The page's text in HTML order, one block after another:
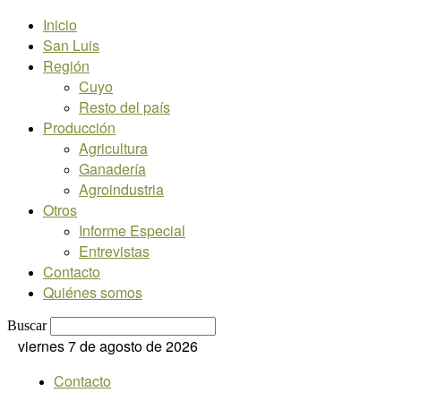
Inicio
San Luis
Región
Cuyo
Resto del país
Producción
Agricultura
Ganadería
Agroindustria
Otros
Informe Especial
Entrevistas
Contacto
Quiénes somos
Buscar
viernes 7 de agosto de 2026
Contacto